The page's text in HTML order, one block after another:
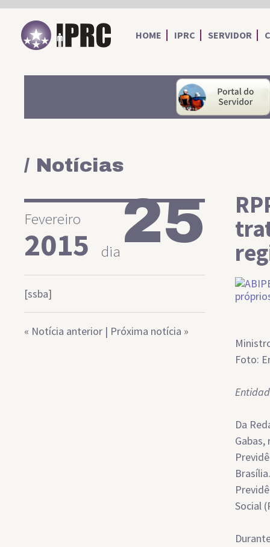
IPRC
HOME IPRC SERVIDOR
/ Notícias
Fevereiro
2015 dia25
[ssba]
« Notícia anterior | Próxima notícia »
Foto:
Da
Social